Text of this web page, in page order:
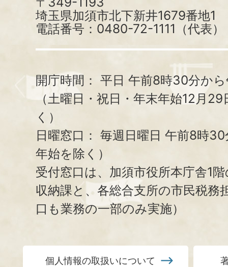
埼玉県加須市北下新井1679番地1
電話番号：0480-72-1111（代表）
開庁時間： 平日 午前8時30分か
（土曜日・祝日・年末年始12月
く）
日曜窓口： 毎週日曜日 午前8時
年始を除く）
受付窓口は、加須市役所本庁舎1
収納課と、 各総合支所の市民税務
口も業務の一部のみ実施）
個人情報の取扱いについて